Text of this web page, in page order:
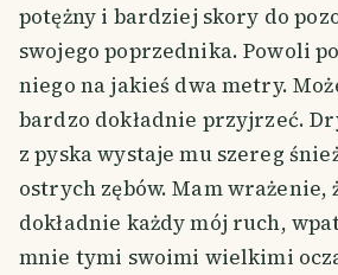
potężny i bardziej skory do
swojego poprzednika. Powoli
niego na jakieś dwa metry.
bardzo dokładnie przyjrzeć.
z pyska wystaje mu szereg
ostrych zębów. Mam wrażenie,
dokładnie każdy mój ruch,
mnie tymi swoimi wielkimi